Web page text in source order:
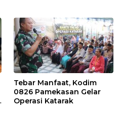
Tebar Manfaat, Kodim
0826 Pamekasan Gelar
Operasi Katarak